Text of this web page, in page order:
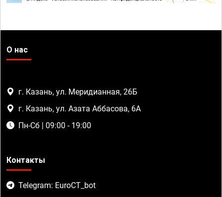
О нас
г. Казань, ул. Меридианная, 26Б
г. Казань, ул. Азата Аббасова, 6А
Пн-Сб | 09:00 - 19:00
Контакты
Telegram: EuroCT_bot